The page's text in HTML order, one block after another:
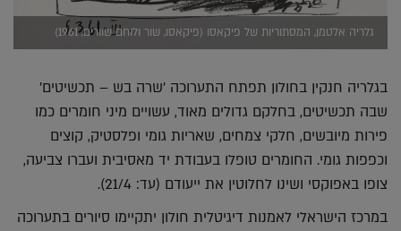
גלריה אלטמן, המסתוריות של פיקאסו (פיקאסו, שור ולוחם שוורים, 1961)
בגלריה חנקין בחולון תפתח התערוכה 'שרה בש – תכשיטים'
שבה תכשיטים, בחלקם גדולים מאוד, עשויים מיני חומרים כמו
פירות מיובשים, חלקי צמחים, שאריות גומי ופלסטיק, קוצים
וכפפות גומי. החומרים טופלו בעבודת יד מאסיבית ועברו צביעה,
צופו באפוקסי ושינו לחלוטין את ייעודם (עד: 21/4).
במרכז הישראלי לאמנות דיגיטלית חולון יתקיימו סיורים בתערוכה